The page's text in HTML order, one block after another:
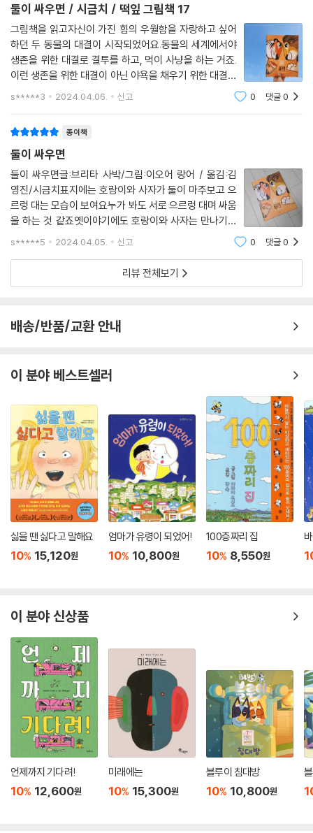
둘이 싸우면 / 시금치 / 떡잎 그림책 17
그림책을 읽고자신이 가진 힘의 우월함을 자랑하고 싶어
하던 두 동물의 대결이 시작되었어요.동물의 세계에서야
생존을 위한 대결로 결투를 하고, 먹이 사냥을 하는 거죠.
이런 생존을 위한 대결이 아닌 야욕을 채우기 위한 대결은
인간의 삶에서 자주 보게 되네요.권력을 갖고, 명예를 갖
s*****3 2024.04.06. 신고 0 댓글0
종이책
둘이 싸우면
둘이 싸우면글:브리타 사박/그림:이오어 랑어 / 옮김:김
영진/시금치표지에는 호랑이와 사자가 둘이 마주보고 으
르렁 대는 모습이 보여요누가 봐도 서로 으르렁 대며 싸움
을 하는 것 같죠옛이야기에도 호랑이와 사자는 만나기만
하면 서로 누가 더 센지 싸우기만 하는 것 같았는데이번에
데 제목과는 반전인게 그림이 생각보다 넘 따
s*****5 2024.04.05. 신고 0 댓글0
리뷰 전체보기
배송/반품/교환 안내
이 분야 베스트셀러
싫을 땐 싫다고 말해요
10% 15,120원
엄마가 유령이 되었어!
10% 10,800원
100층짜리 집
10% 8,550원
이 분야 신상품
언제까지 기다려!
10% 12,600원
미래에는
10% 15,300원
블루이 침대방
10% 10,800원